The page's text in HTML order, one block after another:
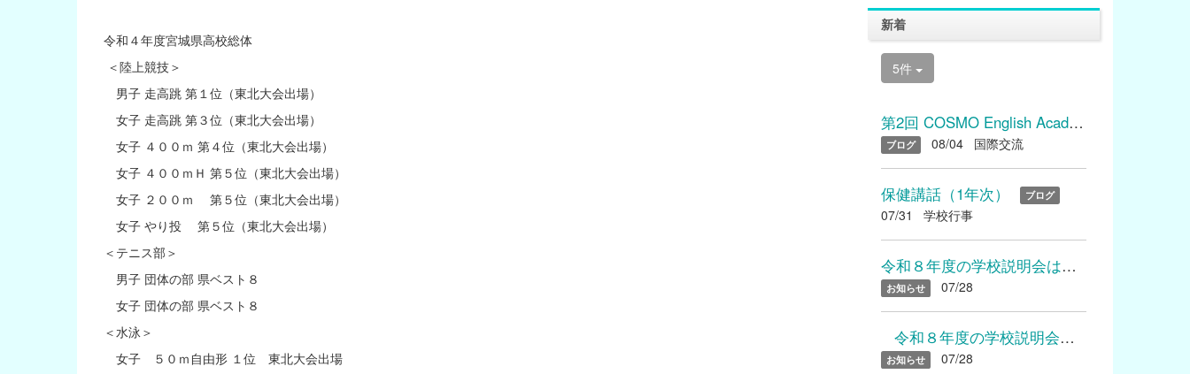
令和４年度宮城県高校総体
＜陸上競技＞
男子 走高跳 第１位（東北大会出場）
女子 走高跳 第３位（東北大会出場）
女子 ４００ｍ 第４位（東北大会出場）
女子 ４００ｍＨ 第５位（東北大会出場）
女子 ２００ｍ 第５位（東北大会出場）
女子 やり投 第５位（東北大会出場）
＜テニス部＞
男子 団体の部 県ベスト８
女子 団体の部 県ベスト８
＜水泳＞
女子 ５０ｍ自由形 １位 東北大会出場
新着
5件
第2回 COSMO English Academyを開催しました
ブログ 08/04 国際交流
保健講話（1年次） ブログ
07/31 学校行事
令和８年度の学校説明会は終了いたしました たくさんのご参加あり...
お知らせ 07/28
令和８年度の学校説明会は終了いたしました たくさんのご参加...
お知らせ 07/28